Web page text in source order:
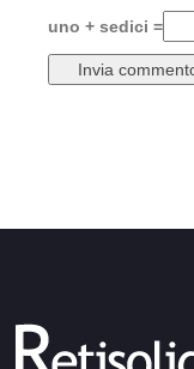
uno + sedici =